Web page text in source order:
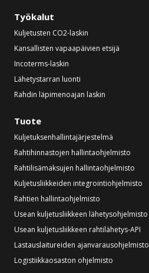
Työkalut
Kuljetusten CO2-laskin
Kansallisten vapaapäivien etsijä
Incoterms-laskin
Lähetystarran luonti
Rahdin läpimenoajan laskin
Tuote
Kuljetuksenhallintajärjestelmä
Rahtihinnastojen hallintaohjelmisto
Rahtilisämaksujen hallintaohjelmisto
Kuljetusliikkeiden integrointiohjelmisto
Rahtien hallintaohjelmisto
Usean kuljetusliikkeen lähetysohjelmisto
Usean kuljetusliikkeen rahtilähetys-API
Lastauslaitureiden ajanvarausohjelmisto
Logistiikkaosaston ohjelmisto